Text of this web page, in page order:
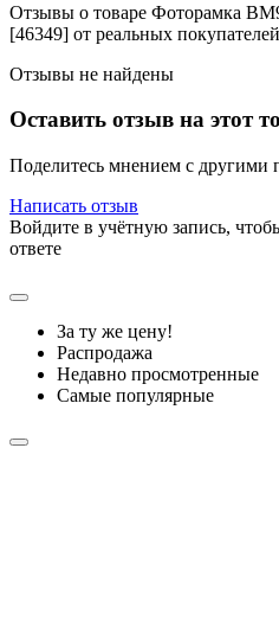
Отзывы о товаре Фоторамка
[46349] от реальных покупателей
Отзывы не найдены
Оставить отзыв на этот
Поделитесь мнением с другими
Написать отзыв
Войдите в учётную запись,
ответе
За ту же цену!
Распродажа
Недавно просмотренные
Самые популярные